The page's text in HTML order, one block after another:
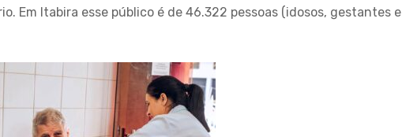
Em Itabira esse público é de 46.322 pessoas (idosos, gestantes e